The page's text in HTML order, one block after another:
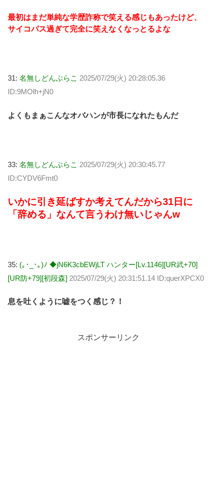
最初はまだ単純な学歴詐称で笑える感じもあったけど、
サイコパス過ぎて完全に笑えなくなっとるよな
31: 名無しどんぶらこ 2025/07/29(火) 20:28:05.36
ID:9MOlh+jN0
よくもまぁこんなオバハンが市長になれたもんだ
33: 名無しどんぶらこ 2025/07/29(火) 20:30:45.77
ID:CYDV6Fmt0
いかに引き延ばすか考えてんだから31日に
「辞める」なんて言うわけ無いじゃんw
35: (｡･_･｡)ﾉ ◆jN6K3cbEWjLT ハンター[Lv.1146][UR武+70]
[UR防+79][初段森] 2025/07/29(火) 20:31:51.14 ID:querXPCX0
息を吐くように嘘をつく感じ？！
スポンサーリンク